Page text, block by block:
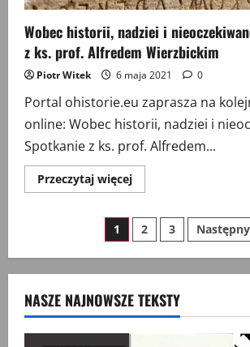
Wobec historii, nadziei i
z ks. prof. Alfredem Wierzbickim
Piotr Witek 6 maja 2021 0
Portal ohistorie.eu zaprasza na
online: Wobec historii, nadziei i
Spotkanie z ks. prof. Alfredem...
Przeczytaj więcejPrzeczytaj
więcej
historii,
nadziei
i
nieoczekiwanego.
ks.
prof.
Alfredem
Stronicowanie
wpisów
1 2 3 Następny
NASZE NAJNOWSZE TEKSTY